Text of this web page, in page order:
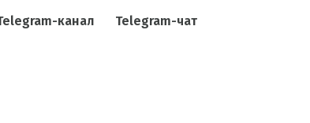
канал Telegram-чат